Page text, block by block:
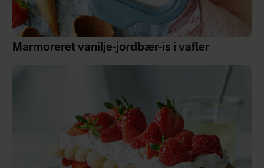
Marmoreret vanilje-jordbær-is i vafler